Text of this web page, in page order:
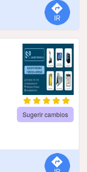
Sugerir cambios